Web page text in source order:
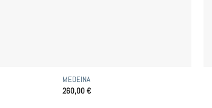
MEDEINA
260,00€